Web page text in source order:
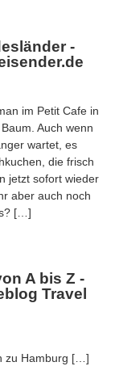
-
im Petit Cafe in
Auch wenn
wartet, es
die frisch
jetzt sofort wieder
aber auch noch
[…]
A bis Z -
Travel
zu Hamburg […]